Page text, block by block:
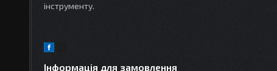
інструменту.
Інформація для замовлення